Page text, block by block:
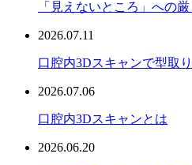
「見えないところ」への
2026.07.11
口腔内3Dスキャンで型取
2026.07.06
口腔内3Dスキャンとは
2026.06.20